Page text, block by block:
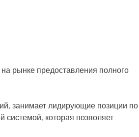
на рынке предоставления полного
занимает лидирующие позиции по
системой, которая позволяет